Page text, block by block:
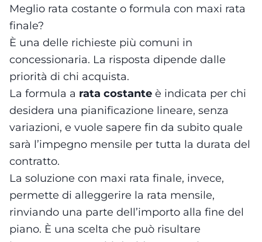
Meglio rata costante o formula con maxi rata
finale?
È una delle richieste più comuni in
concessionaria. La risposta dipende dalle
priorità di chi acquista.
La formula a rata costante è indicata per chi
desidera una pianificazione lineare, senza
variazioni, e vuole sapere fin da subito quale
sarà l’impegno mensile per tutta la durata del
contratto.
La soluzione con maxi rata finale, invece,
permette di alleggerire la rata mensile,
rinviando una parte dell’importo alla fine del
piano. È una scelta che può risultare